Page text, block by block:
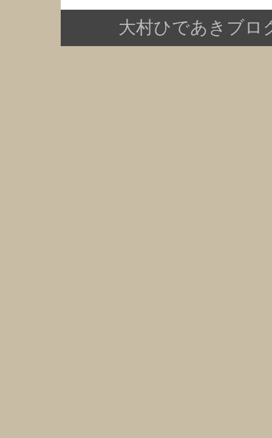
大村ひであきブロ